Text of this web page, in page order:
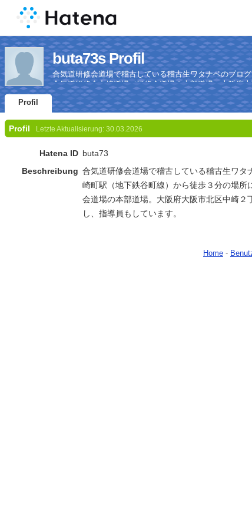
buta73s Profil
合気道研修会道場で稽古している稽古生ワタナベのブロ
合気道研修会中崎道場（研修会道場の本部道場。大阪府
す。
Profil
Profil Letzte Aktualisierung: 30.03.2026
Hatena ID buta73
Beschreibung 合気道研修会道場で稽古している稽古生ワタ
崎町駅（地下鉄谷町線）から徒歩３分の場所
会道場の本部道場。大阪府大阪市北区中崎２
し、指導員もしています。
Home -